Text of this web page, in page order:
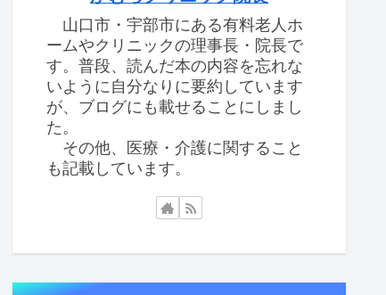
山口市・宇部市にある有料老人ホ
ームやクリニックの理事長・院長で
す。普段、読んだ本の内容を忘れな
いように自分なりに要約しています
が、ブログにも載せることにしまし
た。
その他、医療・介護に関すること
も記載しています。